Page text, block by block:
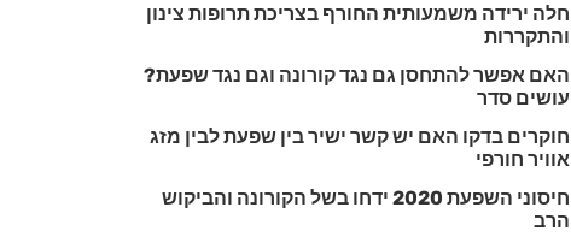
חלה ירידה משמעותית החורף בצריכת תרופות צינון
והתקררות
האם אפשר להתחסן גם נגד קורונה וגם נגד שפעת?
עושים סדר
חוקרים בדקו האם יש קשר ישיר בין שפעת לבין מזג
אוויר חורפי
חיסוני השפעת 2020 ידחו בשל הקורונה והביקוש
הרב